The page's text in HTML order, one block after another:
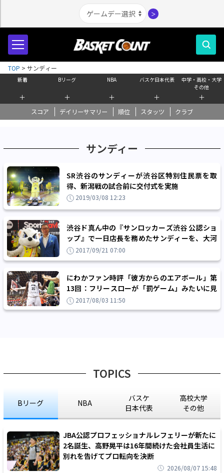
＞
新着
＋
Bリーグ
＋
NBA
＋
バスケ日本代表
＋
中学・高校・大学
その他
＋
スコア デイリーサマリー 順位 スタッツ クラブ
TOP > サンディー
サンディー
SR渋谷のサンディーが渋谷区特別住民票を取
得、新潟戦の試合前に交付式を実施
2019/03/08 12:23
渋谷ド真ん中の『サンロッカーズ渋谷 公認ショ
ップ』で一日店長を務めたサンディーを、大河
正明チェアマンが激励！
2017/09/21 07:00
にわかファン時評「彼方からのエアボール」第
13回：フリースローが「罰ゲーム」みたいに見
えた日本vsウルグアイ戦
2017/08/03 11:50
TOPICS
Bリーグ NBA
バスケ
日本代表
高校大学
その他
JBA公認プロフェッショナルレフェリーが新たに
2名誕生、高野晃平は16年間続けた会社員生活に
別れを告げてプロ転向を決断
2026/08/07 15:48